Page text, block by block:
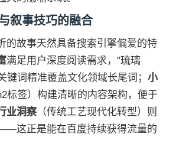
叙事技巧的融合
的故事天然具备搜索引擎偏爱的特
满足用户深度阅读需求，"琉璃
键词精准覆盖文化领域长尾词； 小
标签）构建清晰的内容架构，便于
业洞察（传统工艺现代化转型）则
这正是能在百度持续获得流量的